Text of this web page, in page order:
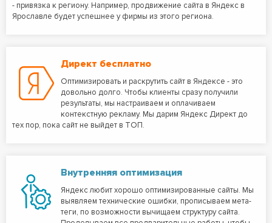
- привязка к региону. Например, продвижение сайта в Яндекс в
Ярославле будет успешнее у фирмы из этого региона.
Директ бесплатно
Оптимизировать и раскрутить сайт в Яндексе - это
довольно долго. Чтобы клиенты сразу получили
результаты, мы настраиваем и оплачиваем
контекстную рекламу. Мы дарим Яндекс Директ до
тех пор, пока сайт не выйдет в ТОП.
Внутренняя оптимизация
Яндекс любит хорошо оптимизированные сайты. Мы
выявляем технические ошибки, прописываем мета-
теги, по возможности вычищаем структуру сайта.